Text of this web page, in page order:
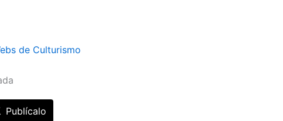
de Culturismo
Publícalo